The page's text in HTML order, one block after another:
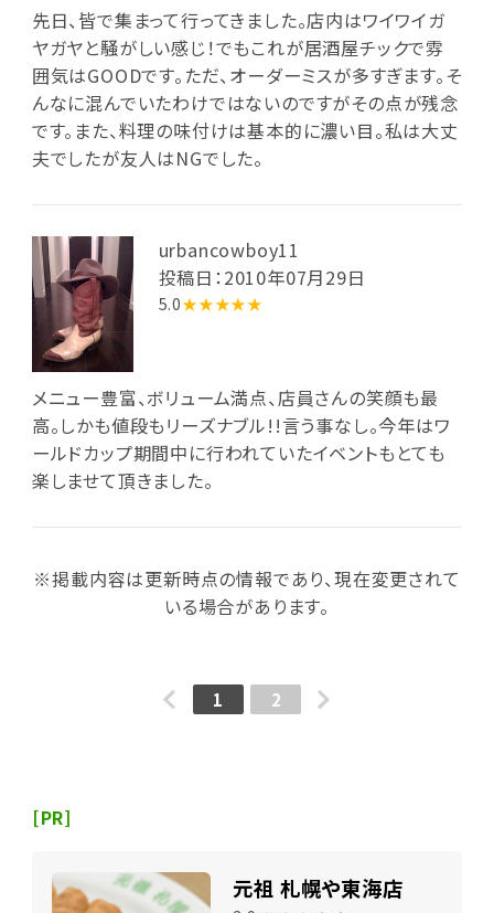
先日、皆で集まって行ってきました。店内はワイワイガ
ヤガヤと騒がしい感じ！でもこれが居酒屋チックで雰
囲気はGOODです。ただ、オーダーミスが多すぎます。そ
んなに混んでいたわけではないのですがその点が残念
です。また、料理の味付けは基本的に濃い目。私は大丈
夫でしたが友人はNGでした。
urbancowboy11
投稿日：2010年07月29日
5.0★★★★★
メニュー豊富、ボリューム満点、店員さんの笑顔も最
高。しかも値段もリーズナブル!!言う事なし。今年はワ
ールドカップ期間中に行われていたイベントもとても
楽しませて頂きました。
※掲載内容は更新時点の情報であり、現在変更されて
いる場合があります。
1 2
[PR]
元祖 札幌や東海店